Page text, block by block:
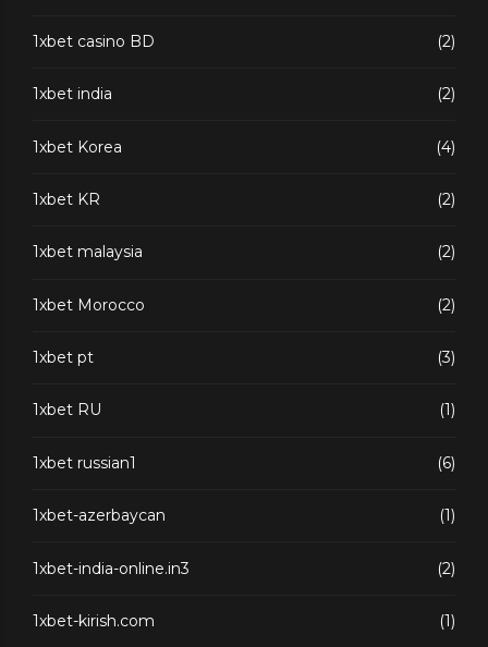
1xbet casino BD (2)
1xbet india (2)
1xbet Korea (4)
1xbet KR (2)
1xbet malaysia (2)
1xbet Morocco (2)
1xbet pt (3)
1xbet RU (1)
1xbet russian1 (6)
1xbet-azerbaycan (1)
1xbet-india-online.in3 (2)
1xbet-kirish.com (1)